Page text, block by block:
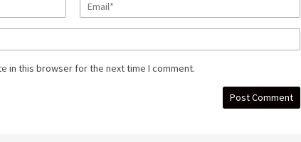
in this browser for the next time I comment.